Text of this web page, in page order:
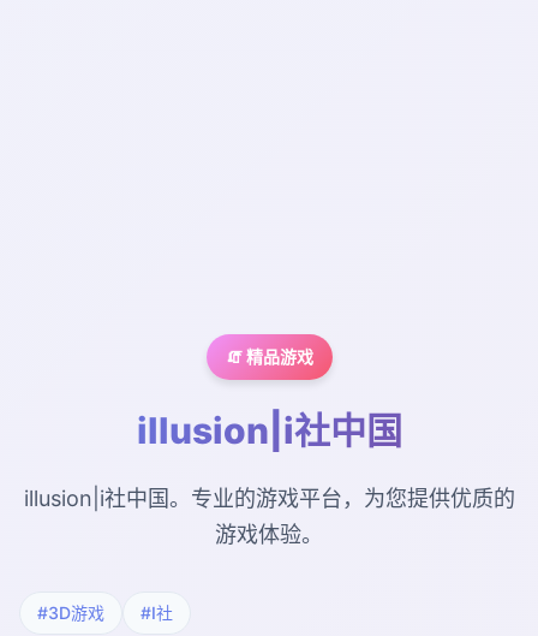
🧯 精品游戏
illusion|i社中国
illusion|i社中国。专业的游戏平台，为您提供优质的
游戏体验。
#3D游戏 #I社